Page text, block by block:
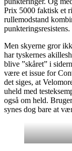
Prix 5000 faktisk et
rullemodstand
punkteringsresistens.
Men skyerne gror
har tyskernes
blive ”skåret” i
være et issue for
det siges, at
uheld med
også om held.
synes dog bare at